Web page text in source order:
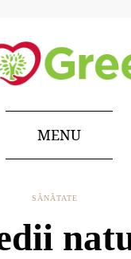
MENU
SĂNĂTATE